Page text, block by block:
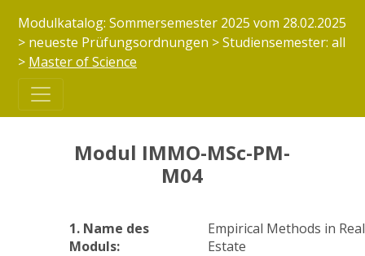
Modulkatalog: Sommersemester 2025 vom 28.02.2025
> neueste Prüfungsordnungen > Studiensemester: all
> Master of Science
Modul IMMO-MSc-PM-
M04
1. Name des
Moduls:
Empirical Methods in Real
Estate